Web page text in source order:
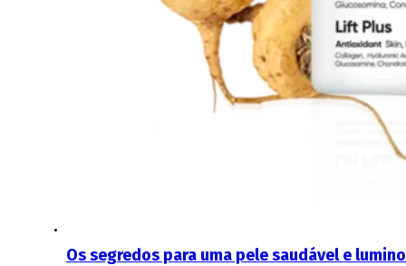
Os segredos para uma pele saudável e